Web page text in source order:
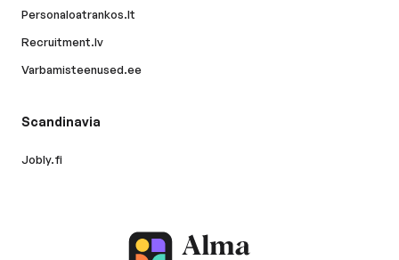
Personaloatrankos.lt
Recruitment.lv
Varbamisteenused.ee
Scandinavia
Jobly.fi